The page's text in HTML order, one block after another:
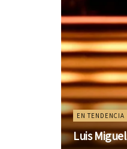
EN TENDENCIA
Luis